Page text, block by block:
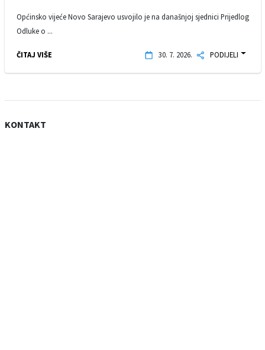
Općinsko vijeće Novo Sarajevo usvojilo je na današnjoj sjednici Prijedlog
Odluke o ...
ČITAJ VIŠE 30. 7. 2026. PODIJELI
KONTAKT